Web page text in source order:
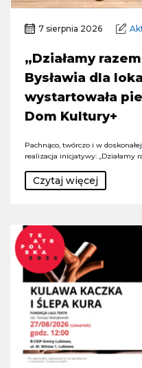
7 sierpnia 2026
„Działamy
Bysławia dla
wystartowała
Dom Kultury+
Pachnąco, twórczo i w
realizacja inicjatywy: „Działamy
Czytaj więcej